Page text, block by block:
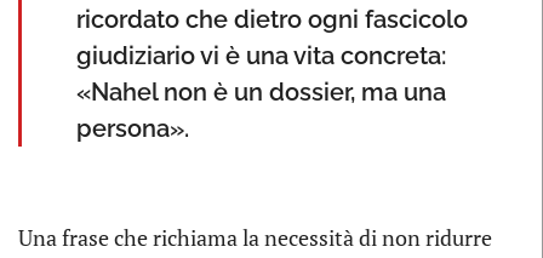
ricordato che dietro ogni fascicolo
giudiziario vi è una vita concreta:
«Nahel non è un dossier, ma una
persona».
Una frase che richiama la necessità di non ridurre